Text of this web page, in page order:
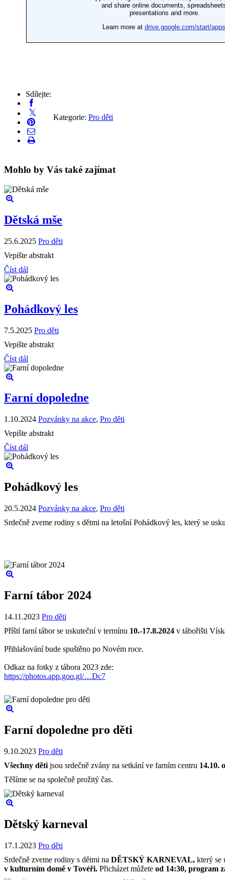
Sdílejte:
Kategorie: Pro děti
Mohlo by Vás také zajímat
Dětská mše
25.6.2025 Pro děti
Vepište abstrakt
Číst dál
Pohádkový les
7.5.2025 Pro děti
Vepište abstrakt
Číst dál
Farní dopoledne
1.10.2024 Pozvánky na akce, Pro děti
Vepište abstrakt
Číst dál
Pohádkový les
20.5.2024 Pozvánky na akce, Pro děti
Srdečně zveme rodiny s dětmi na letošní Pohádkový les, který se
Farní tábor 2024
14.11.2023 Pro děti
Příští farní tábor se uskuteční v termínu 10.-17.8.2024 v tábořišti
Přihlašování bude spuštěno po Novém roce.
Odkaz na fotky z tábora 2023 zde:
https://photos.app.goo.gl/…Dc7
Farní dopoledne pro děti
9.10.2023 Pro děti
Všechny děti jsou srdečně zvány na setkání ve farním centru 14.10.
Těšíme se na společně prožitý čas.
Dětský karneval
17.1.2023 Pro děti
Srdečně zveme rodiny s dětmi na DĚTSKÝ KARNEVAL, který se
v kulturním domě v Tovéři. Přicházet můžete od 14:30, program